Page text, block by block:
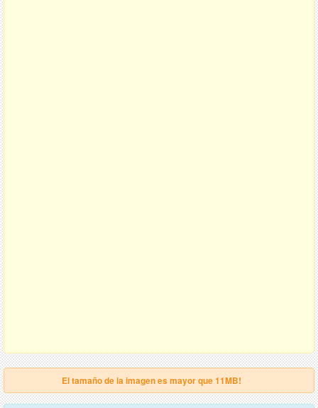
El tamaño de la imagen es mayor que 11MB!